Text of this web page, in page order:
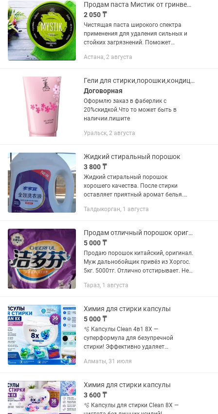
Продам паста Мистик от гринвей, вся продукция
2 050 ₸
Чистящая паста широкого спектра
применения для удаления сильных и
стойких загрязнений. Поможет
кухне и в ванной комнате, отлично
Астана, 2 августа
Гели для стирки,порошки,кондиционер
Договорная
Оформлю заказ в фаберлик с
20%скидкой.Что то может быть в
наличии.пишите
Уральск, 2 августа
Жидкий стиральный порошок
3 800 ₸
Жидкий стиральный порошок
хорошего качества. После стирки
оставляет приятный аромат белья.
Талдыкорган, 1 августа
Продам отличный порошок оригинал
5 000 ₸
Продаю порошок китайский, оригинал.
Муж дальнобойщик привёз из Хоргос.
5кг. 5000тг. Отлично отстирывает. Не
Тараз, 1 августа
Химия для стирки капсулы
5 000 ₸
🫧 Капсулы Clean 4в1 8X —
суперформула для безупречной
стирки! Эффективно удаляет
сохранить яркость тканей и дарят
формат капсул с...
Алматы, 31 июля
Химия для стирки капсулы
3 600 ₸
🫧 Капсулы для стирки Clean 8X —